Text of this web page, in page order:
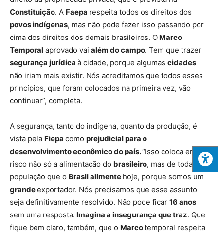
Constituição. A Faepa respeita todos os direitos dos
povos indígenas, mas não pode fazer isso passando por
cima dos direitos dos demais brasileiros. O Marco
Temporal aprovado vai além do campo. Tem que trazer
segurança jurídica à cidade, porque algumas cidades
não iriam mais existir. Nós acreditamos que todos esses
princípios, que foram colocados na primeira vez, vão
continuar”, completa.
A segurança, tanto do indígena, quanto da produção, é
vista pela Fiepa como prejudicial para o
desenvolvimento econômico do país.“Isso coloca em
risco não só a alimentação do brasileiro, mas de toda
população que o Brasil alimente hoje, porque somos um
grandeexportador. Nós precisamos que esse assunto
seja definitivamente resolvido. Não pode ficar 16 anos
sem uma resposta. Imagina a insegurança que traz. Que
fique bem claro, também, que o Marcotemporal respeita